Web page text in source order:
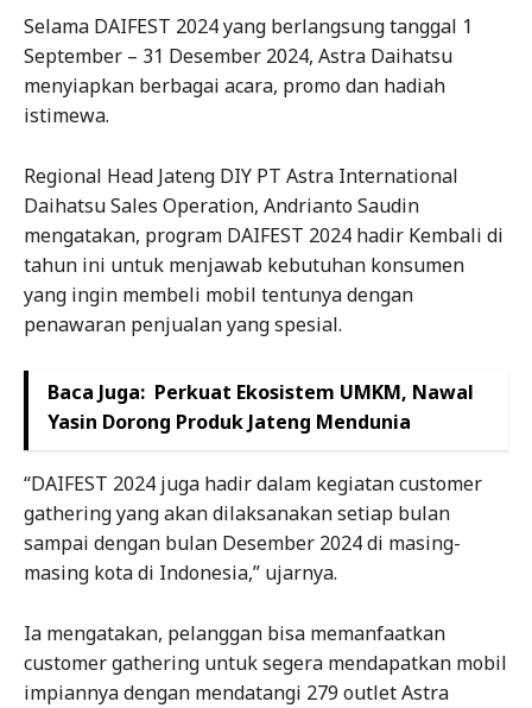
Selama DAIFEST 2024 yang berlangsung tanggal 1
September – 31 Desember 2024, Astra Daihatsu
menyiapkan berbagai acara, promo dan hadiah
istimewa.
Regional Head Jateng DIY PT Astra International
Daihatsu Sales Operation, Andrianto Saudin
mengatakan, program DAIFEST 2024 hadir Kembali di
tahun ini untuk menjawab kebutuhan konsumen
yang ingin membeli mobil tentunya dengan
penawaran penjualan yang spesial.
Baca Juga: Perkuat Ekosistem UMKM, Nawal
Yasin Dorong Produk Jateng Mendunia
“DAIFEST 2024 juga hadir dalam kegiatan customer
gathering yang akan dilaksanakan setiap bulan
sampai dengan bulan Desember 2024 di masing-
masing kota di Indonesia,” ujarnya.
Ia mengatakan, pelanggan bisa memanfaatkan
customer gathering untuk segera mendapatkan mobil
impiannya dengan mendatangi 279 outlet Astra